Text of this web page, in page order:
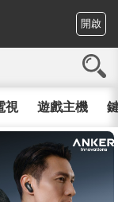
開啟
視 遊戲主機